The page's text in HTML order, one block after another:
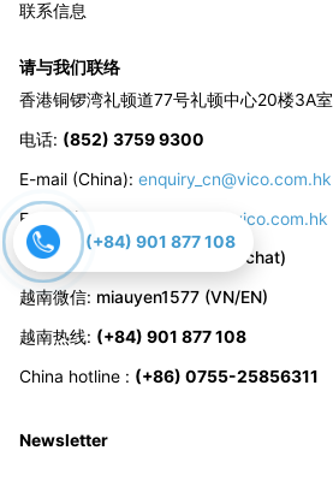
联系信息
请与我们联络
香港铜锣湾礼顿道77号礼顿中心20楼3A室
电话: (852) 3759 9300
E-mail (China): enquiry_cn@vico.com.hk
E-mail (VietNam): enquiry@vico.com.hk
中国微信 Schyler_skylar (Wechat)
越南微信: miauyen1577 (VN/EN)
越南热线: (+84) 901 877 108
China hotline : (+86) 0755-25856311
Newsletter
(+84) 901 877 108